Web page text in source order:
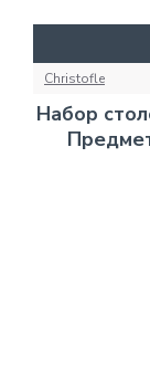
Christofle
Набор